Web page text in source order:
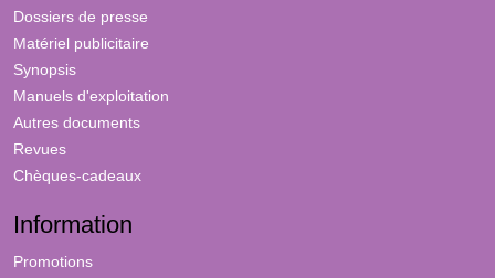
Dossiers de presse
Matériel publicitaire
Synopsis
Manuels d'exploitation
Autres documents
Revues
Chèques-cadeaux
Information
Promotions